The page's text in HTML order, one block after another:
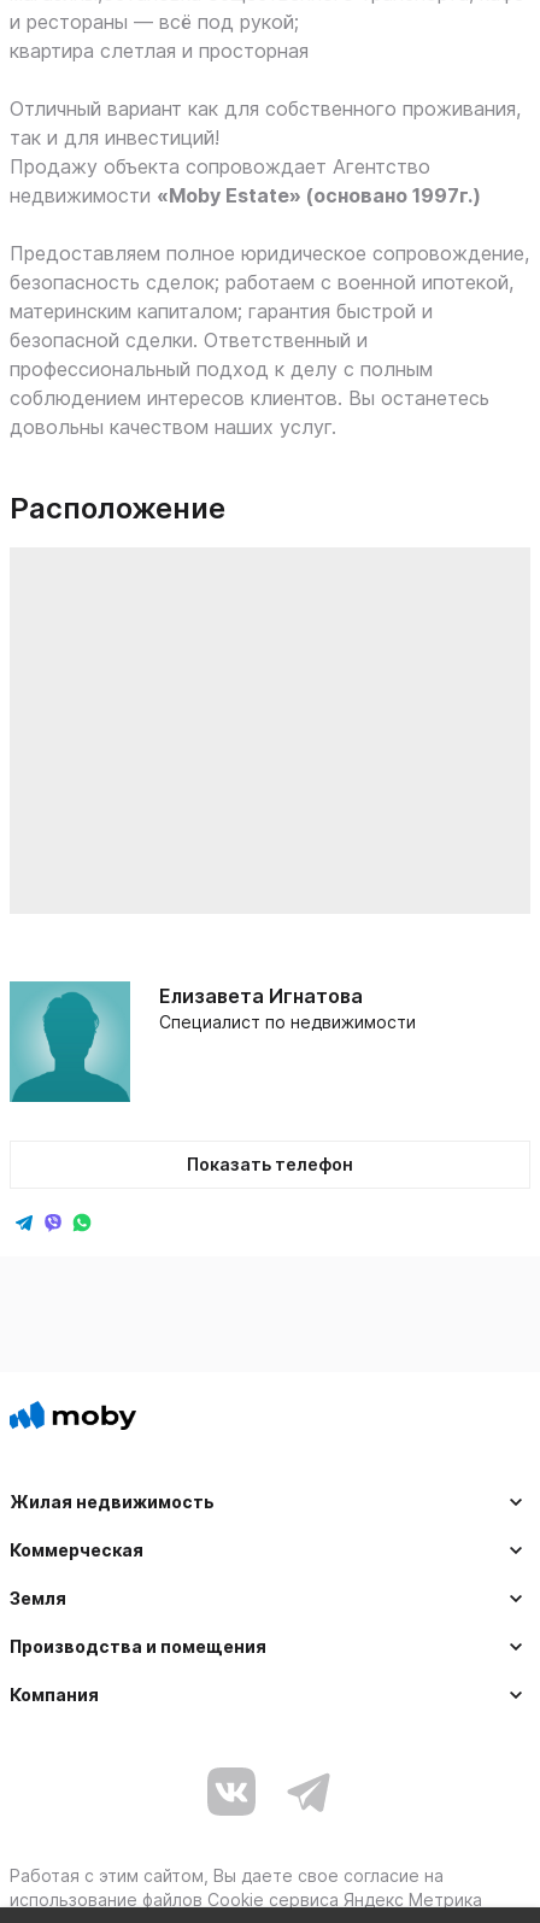
и рестораны — всё под рукой;
квартира слетлая и просторная
Отличный вариант как для собственного проживания,
так и для инвестиций!
Продажу объекта сопровождает Агентство
недвижимости «Moby Estate» (основано 1997г.)
Предоставляем полное юридическое сопровождение,
безопасность сделок; работаем с военной ипотекой,
материнским капиталом; гарантия быстрой и
безопасной сделки. Ответственный и
профессиональный подход к делу с полным
соблюдением интересов клиентов. Вы останетесь
довольны качеством наших услуг.
Расположение
Елизавета Игнатова
Специалист по недвижимости
Показать телефон
Жилая недвижимость
Коммерческая
Земля
Производства и помещения
Компания
Работая с этим сайтом, Вы даете свое согласие на
использование файлов Cookie сервиса Яндекс Метрика